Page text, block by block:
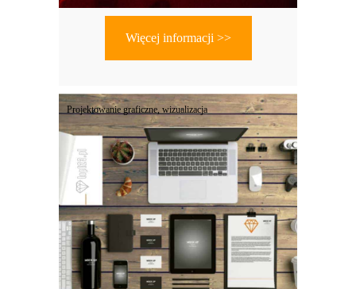
Więcej informacji >>
Projektowanie graficzne, wizualizacja